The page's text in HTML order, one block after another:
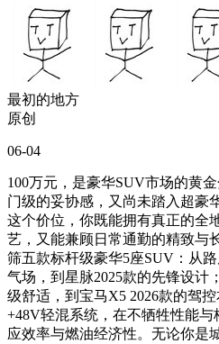
最初的地方
原创
06-04
100万元，是豪华SUV市场的黄
门级的妥协感，又尚未踏入超豪
这个价位，你既能拥有真正的全
艺，又能兼顾日常通勤的精致与
筛五款标杆级豪华5座SUV：从
气场，到星脉2025款的先锋设计
级舒适，到宝马X5 2026款的驾
+48V轻混系统，在不牺牲性能
应效率与燃油经济性。无论你是